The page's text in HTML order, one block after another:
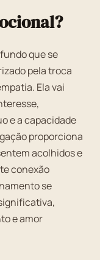
que se
pela troca
Ela vai
e a capacidade
proporciona
acolhidos e
conexão
se
e amor